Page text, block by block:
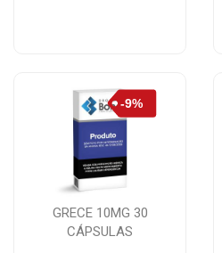
GRECE 10MG 30
CÁPSULAS